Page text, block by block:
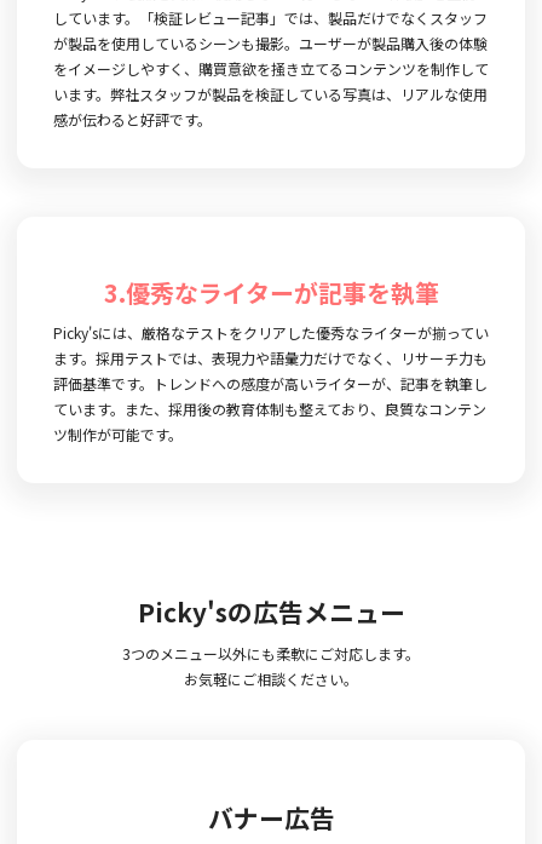
しています。「検証レビュー記事」では、製品だけでなくスタッフ
が製品を使用しているシーンも撮影。ユーザーが製品購入後の体験
をイメージしやすく、購買意欲を掻き立てるコンテンツを制作して
います。弊社スタッフが製品を検証している写真は、リアルな使用
感が伝わると好評です。
3.優秀なライターが記事を執筆
Picky'sには、厳格なテストをクリアした優秀なライターが揃ってい
ます。採用テストでは、表現力や語彙力だけでなく、リサーチ力も
評価基準です。トレンドへの感度が高いライターが、記事を執筆し
ています。また、採用後の教育体制も整えており、良質なコンテン
ツ制作が可能です。
Picky'sの広告メニュー
3つのメニュー以外にも柔軟にご対応します。
お気軽にご相談ください。
バナー広告